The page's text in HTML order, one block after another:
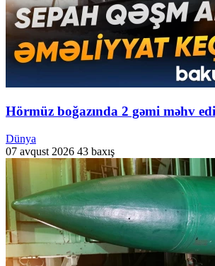
Hörmüz boğazında 2 gəmi məhv
Dünya
07 avqust 2026 43 baxış